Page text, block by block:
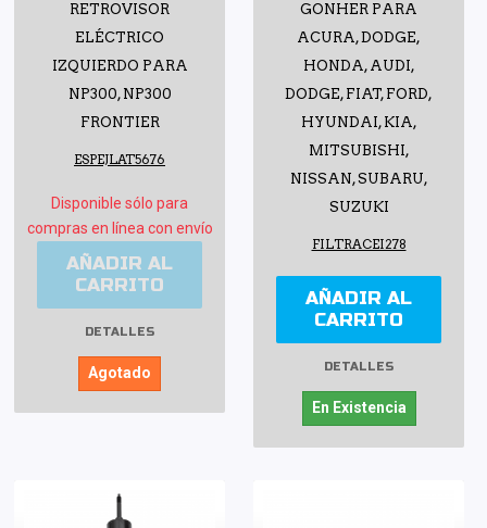
RETROVISOR
ELÉCTRICO
IZQUIERDO PARA
NP300, NP300
FRONTIER
ESPEJLAT5676
Disponible sólo para
compras en línea con envío
AÑADIR AL
CARRITO
DETALLES
Agotado
GONHER PARA
ACURA, DODGE,
HONDA, AUDI,
DODGE, FIAT, FORD,
HYUNDAI, KIA,
MITSUBISHI,
NISSAN, SUBARU,
SUZUKI
FILTRACEI278
AÑADIR AL
CARRITO
DETALLES
En Existencia